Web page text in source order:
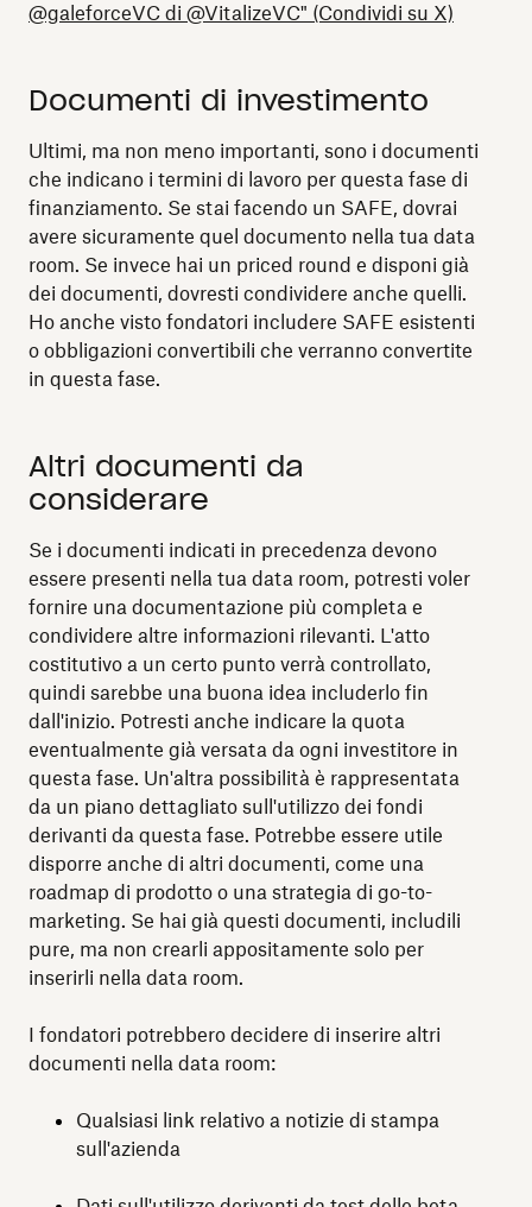
@galeforceVC di @VitalizeVC" (Condividi su X)
Documenti di investimento
Ultimi, ma non meno importanti, sono i documenti
che indicano i termini di lavoro per questa fase di
finanziamento. Se stai facendo un SAFE, dovrai
avere sicuramente quel documento nella tua data
room. Se invece hai un priced round e disponi già
dei documenti, dovresti condividere anche quelli.
Ho anche visto fondatori includere SAFE esistenti
o obbligazioni convertibili che verranno convertite
in questa fase.
Altri documenti da
considerare
Se i documenti indicati in precedenza devono
essere presenti nella tua data room, potresti voler
fornire una documentazione più completa e
condividere altre informazioni rilevanti. L'atto
costitutivo a un certo punto verrà controllato,
quindi sarebbe una buona idea includerlo fin
dall'inizio. Potresti anche indicare la quota
eventualmente già versata da ogni investitore in
questa fase. Un'altra possibilità è rappresentata
da un piano dettagliato sull'utilizzo dei fondi
derivanti da questa fase. Potrebbe essere utile
disporre anche di altri documenti, come una
roadmap di prodotto o una strategia di go-to-
marketing. Se hai già questi documenti, includili
pure, ma non crearli appositamente solo per
inserirli nella data room.
I fondatori potrebbero decidere di inserire altri
documenti nella data room:
Qualsiasi link relativo a notizie di stampa
sull'azienda